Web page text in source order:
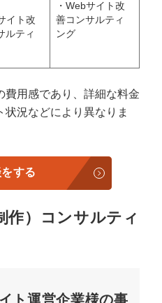
イト改
ルティ
・Webサイト改
善コンサルティ
ング
用感であり、詳細な料金
況などにより異なりま
する
作）コンサルティ
ト運営企業様の事